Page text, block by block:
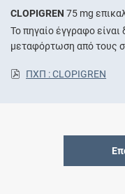
CLOPIGREN 75 mg
Το πηγαίο έγγραφο
μεταφόρτωση από τους
ΠΧΠ : CLOPIGREN